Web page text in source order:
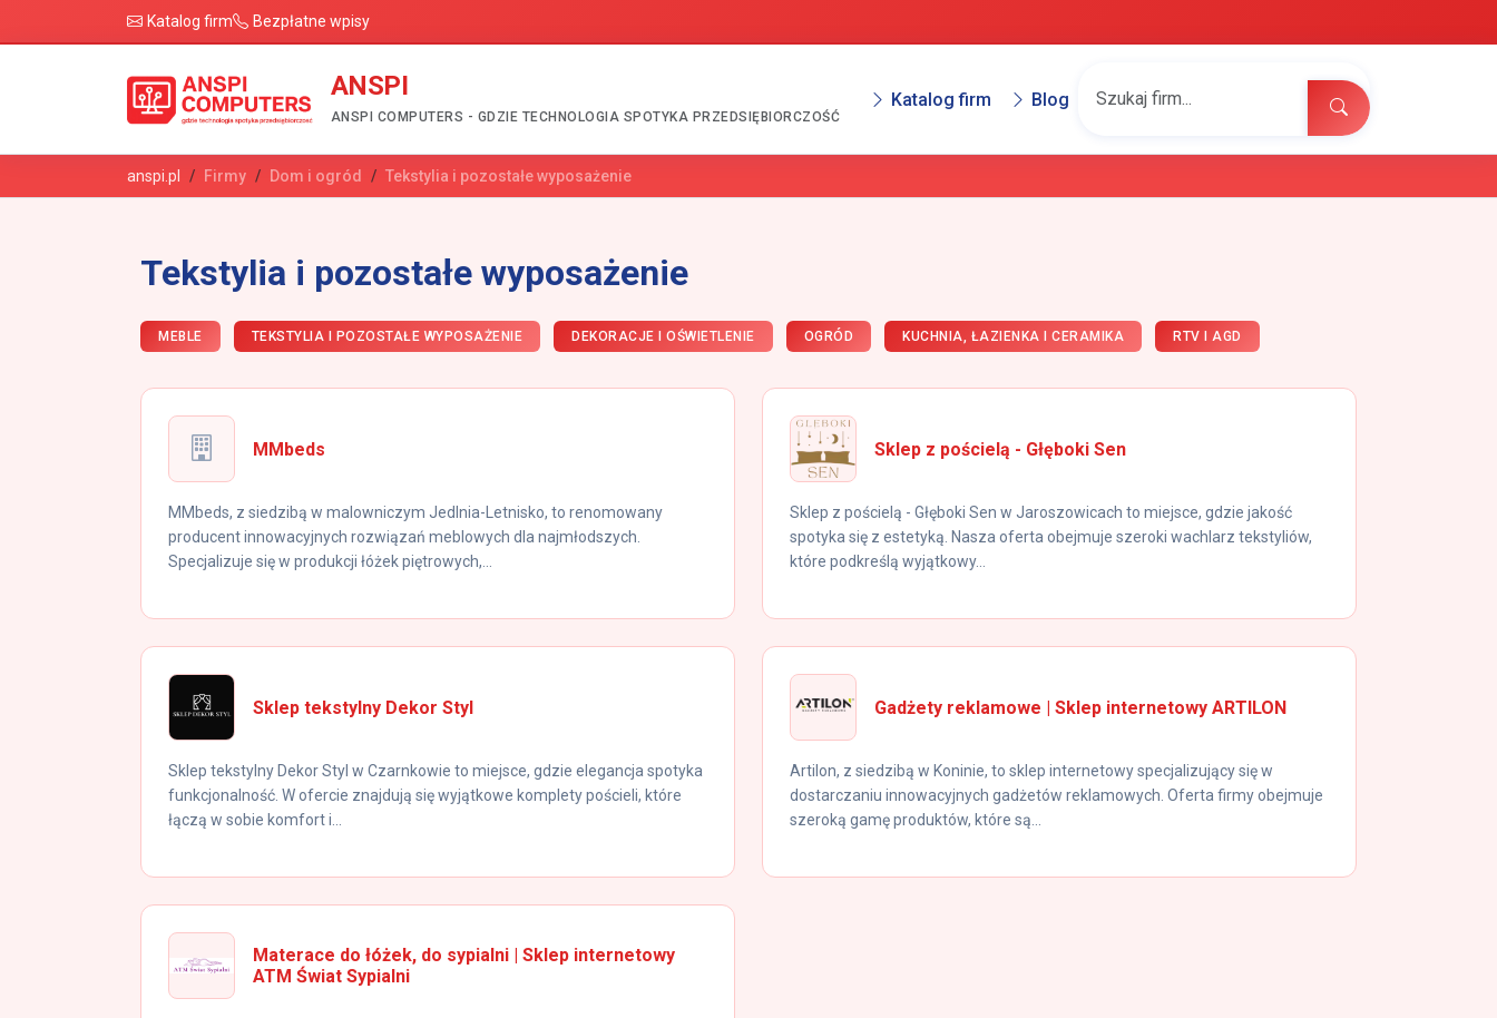
Katalog firm Bezpłatne wpisy
ANSPI
ANSPI COMPUTERS - GDZIE TECHNOLOGIA SPOTYKA PRZEDSIĘBIORCZOŚĆ
Katalog firm Blog
anspi.pl Firmy Dom i ogród Tekstylia i pozostałe wyposażenie
Tekstylia i pozostałe wyposażenie
MEBLE TEKSTYLIA I POZOSTAŁE WYPOSAŻENIE DEKORACJE I OŚWIETLENIE OGRÓD KUCHNIA, ŁAZIENKA I CERAMIKA RTV I AGD
MMbeds
MMbeds, z siedzibą w malowniczym Jedlnia-Letnisko, to renomowany
producent innowacyjnych rozwiązań meblowych dla najmłodszych.
Specjalizuje się w produkcji łóżek piętrowych,...
Sklep z pościelą - Głęboki Sen
Sklep z pościelą - Głęboki Sen w Jaroszowicach to miejsce, gdzie jakość
spotyka się z estetyką. Nasza oferta obejmuje szeroki wachlarz tekstyliów,
które podkreślą wyjątkowy...
Sklep tekstylny Dekor Styl
Sklep tekstylny Dekor Styl w Czarnkowie to miejsce, gdzie elegancja spotyka
funkcjonalność. W ofercie znajdują się wyjątkowe komplety pościeli, które
łączą w sobie komfort i...
Gadżety reklamowe | Sklep internetowy ARTILON
Artilon, z siedzibą w Koninie, to sklep internetowy specjalizujący się w
dostarczaniu innowacyjnych gadżetów reklamowych. Oferta firmy obejmuje
szeroką gamę produktów, które są...
Materace do łóżek, do sypialni | Sklep internetowy
ATM Świat Sypialni